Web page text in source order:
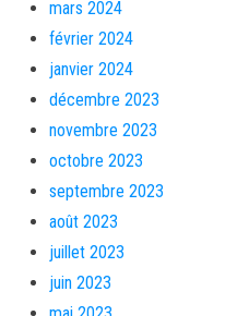
mars 2024
février 2024
janvier 2024
décembre 2023
novembre 2023
octobre 2023
septembre 2023
août 2023
juillet 2023
juin 2023